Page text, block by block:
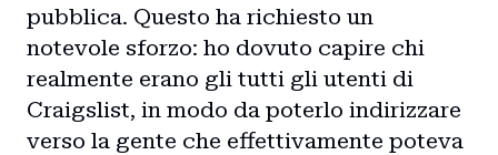
pubblica. Questo ha richiesto un
notevole sforzo: ho dovuto capire chi
realmente erano gli tutti gli utenti di
Craigslist, in modo da poterlo indirizzare
verso la gente che effettivamente poteva